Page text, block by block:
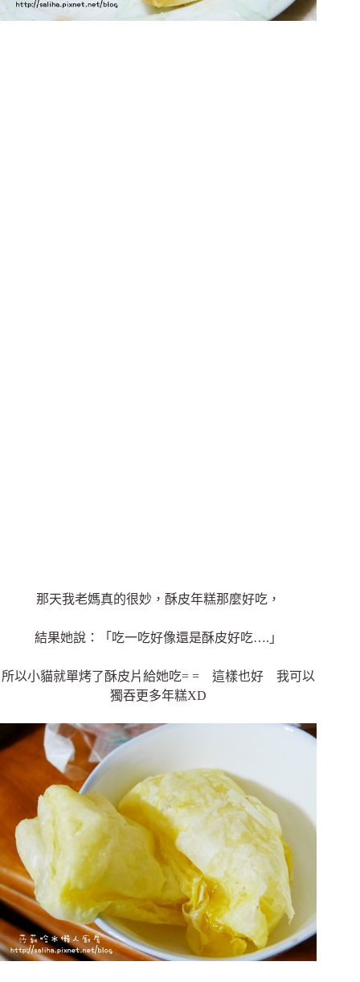
那天我老媽真的很妙，酥皮年糕那麼好吃，
結果她說：「吃一吃好像還是酥皮好吃….」
所以小貓就單烤了酥皮片給她吃= = 這樣也好 我可以
獨吞更多年糕XD